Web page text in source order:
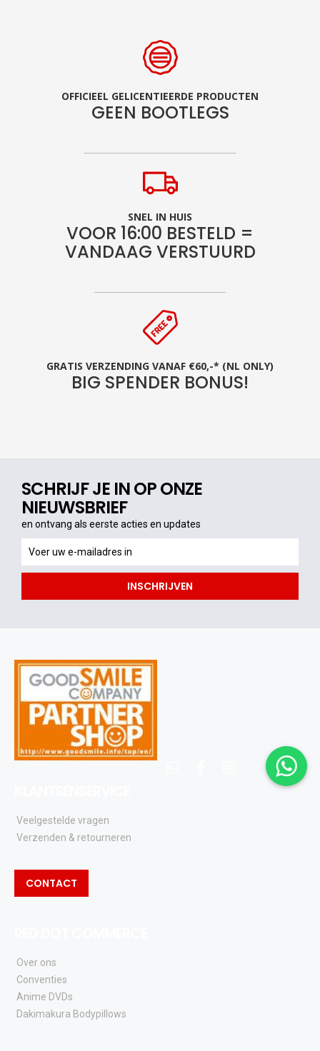
OFFICIEEL GELICENTIEERDE PRODUCTEN
GEEN BOOTLEGS
SNEL IN HUIS
VOOR 16:00 BESTELD =
VANDAAG VERSTUURD
GRATIS VERZENDING VANAF €60,-* (NL ONLY)
BIG SPENDER BONUS!
SCHRIJF JE IN OP ONZE
NIEUWSBRIEF
en ontvang als eerste acties en updates
ontvang
als
acties
INSCHRIJVEN
instagram
Veelgestelde vragen
Verzenden & retourneren
CONTACT
Over ons
Conventies
Anime DVDs
Dakimakura Bodypillows